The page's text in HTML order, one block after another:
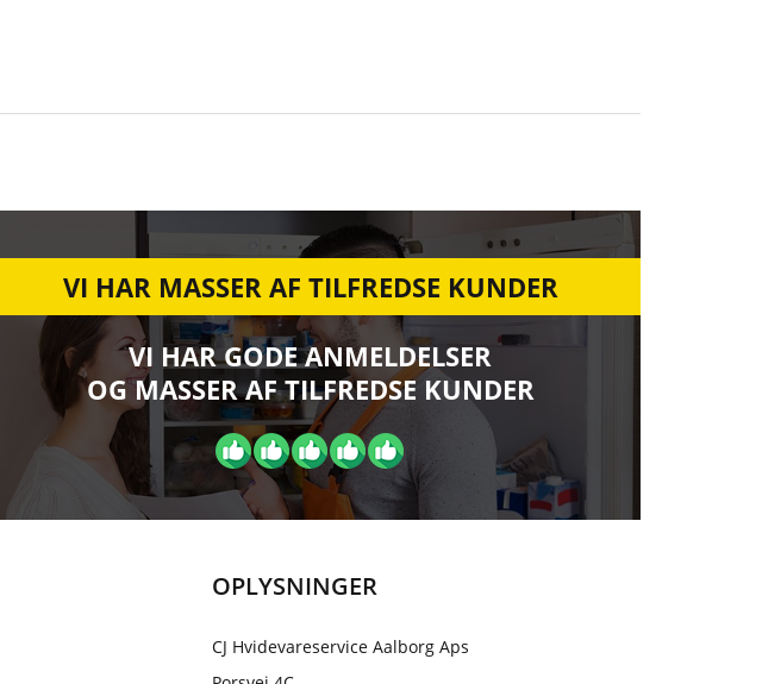
VI HAR MASSER AF TILFREDSE KUNDER
VI HAR GODE ANMELDELSER
OG MASSER AF TILFREDSE KUNDER
OPLYSNINGER
CJ Hvidevareservice Aalborg Aps